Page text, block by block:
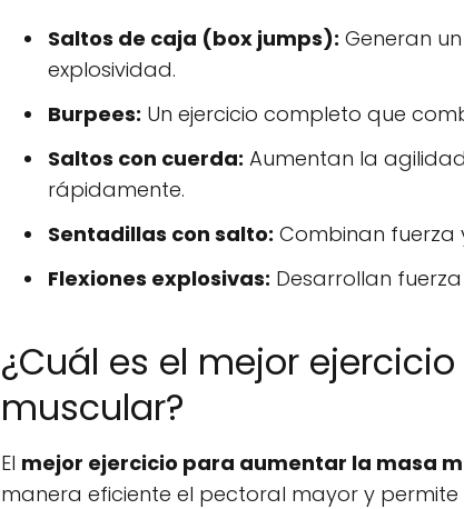
Saltos de caja (box jumps): Generan
explosividad.
Burpees: Un ejercicio completo que
Saltos con cuerda: Aumentan la
rápidamente.
Sentadillas con salto: Combinan fuerza
Flexiones explosivas: Desarrollan
¿Cuál es el mejor
muscular?
El mejor ejercicio para aumentar la masa
manera eficiente el pectoral mayor y